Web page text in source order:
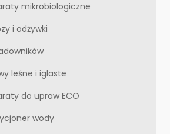
mikrobiologiczne
i odżywki
leśne i iglaste
do upraw ECO
wody